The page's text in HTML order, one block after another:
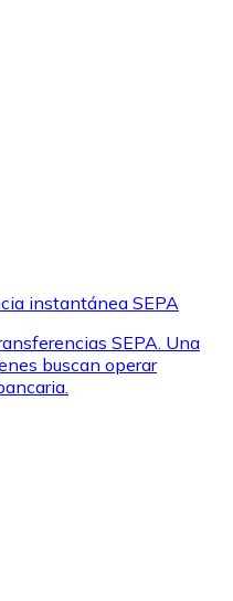
instantánea SEPA
SEPA. Una
buscan operar